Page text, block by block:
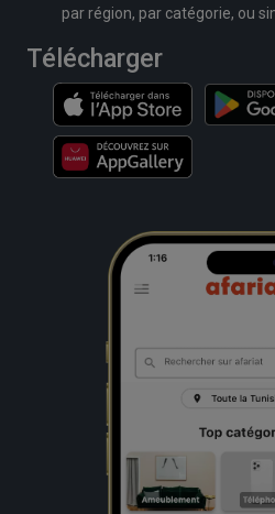
par région, par catégorie, ou
Télécharger